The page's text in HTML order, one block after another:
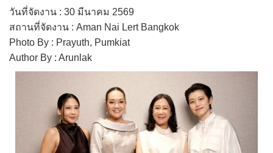
วันที่จัดงาน : 30 มีนาคม 2569
สถานที่จัดงาน : Aman Nai Lert Bangkok
Photo By : Prayuth, Pumkiat
Author By : Arunlak